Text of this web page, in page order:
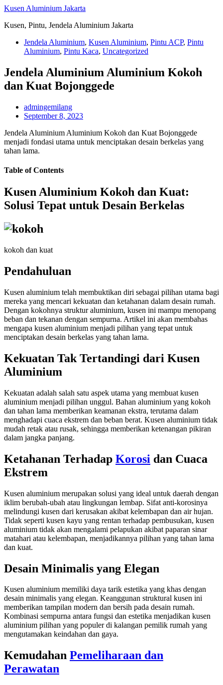
Skip
content
Kusen Aluminium Jakarta
Kusen, Pintu, Jendela Aluminium Jakarta
Jendela Aluminium, Kusen Aluminium, Pintu ACP, Pintu
Aluminium, Pintu Kaca, Uncategorized
Jendela Aluminium Aluminium Kokoh
dan Kuat Bojonggede
admingemilang
September 8, 2023
Jendela Aluminium Aluminium Kokoh dan Kuat Bojonggede
menjadi fondasi utama untuk menciptakan desain berkelas yang
tahan lama.
Table of Contents
Kusen Aluminium Kokoh dan Kuat:
Solusi Tepat untuk Desain Berkelas
kokoh dan kuat
Pendahuluan
Kusen aluminium telah membuktikan diri sebagai pilihan utama bagi
mereka yang mencari kekuatan dan ketahanan dalam desain rumah.
Dengan kokohnya struktur aluminium, kusen ini mampu menopang
beban dan tekanan dengan sempurna. Artikel ini akan membahas
mengapa kusen aluminium menjadi pilihan yang tepat untuk
menciptakan desain berkelas yang tahan lama.
Kekuatan Tak Tertandingi dari Kusen
Aluminium
Kekuatan adalah salah satu aspek utama yang membuat kusen
aluminium menjadi pilihan unggul. Bahan aluminium yang kokoh
dan tahan lama memberikan keamanan ekstra, terutama dalam
menghadapi cuaca ekstrem dan beban berat. Kusen aluminium tidak
mudah retak atau rusak, sehingga memberikan ketenangan pikiran
dalam jangka panjang.
Ketahanan Terhadap Korosi dan Cuaca
Ekstrem
Kusen aluminium merupakan solusi yang ideal untuk daerah dengan
iklim berubah-ubah atau lingkungan lembap. Sifat anti-korosinya
melindungi kusen dari kerusakan akibat kelembapan dan air hujan.
Tidak seperti kusen kayu yang rentan terhadap pembusukan, kusen
aluminium tidak akan mengalami pelapukan akibat paparan sinar
matahari atau kelembapan, menjadikannya pilihan yang tahan lama
dan kuat.
Desain Minimalis yang Elegan
Kusen aluminium memiliki daya tarik estetika yang khas dengan
desain minimalis yang elegan. Keanggunan struktural kusen ini
memberikan tampilan modern dan bersih pada desain rumah.
Kombinasi sempurna antara fungsi dan estetika menjadikan kusen
aluminium pilihan yang populer di kalangan pemilik rumah yang
mengutamakan keindahan dan gaya.
Kemudahan Pemeliharaan dan
Perawatan